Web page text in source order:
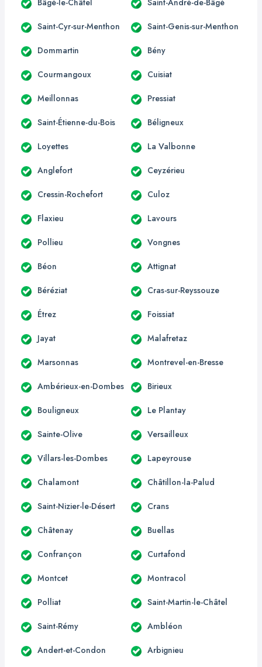
Saint-Cyr-sur-Menthon Saint-Genis-sur-Menthon
Dommartin Bény
Courmangoux Cuisiat
Meillonnas Pressiat
Saint-Étienne-du-Bois Béligneux
Loyettes La Valbonne
Anglefort Ceyzérieu
Cressin-Rochefort Culoz
Flaxieu Lavours
Pollieu Vongnes
Béon Attignat
Béréziat Cras-sur-Reyssouze
Étrez Foissiat
Jayat Malafretaz
Marsonnas Montrevel-en-Bresse
Ambérieux-en-Dombes Birieux
Bouligneux Le Plantay
Sainte-Olive Versailleux
Villars-les-Dombes Lapeyrouse
Chalamont Châtillon-la-Palud
Saint-Nizier-le-Désert Crans
Châtenay Buellas
Confrançon Curtafond
Montcet Montracol
Polliat Saint-Martin-le-Châtel
Saint-Rémy Ambléon
Andert-et-Condon Arbignieu